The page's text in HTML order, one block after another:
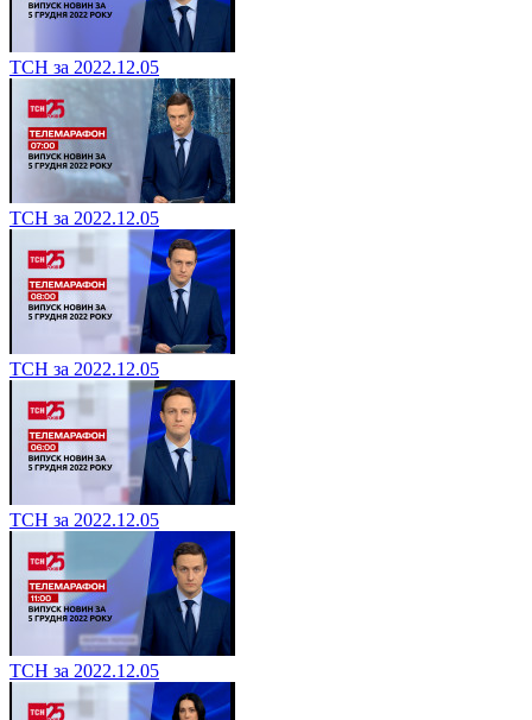
ТСН за 2022.12.05
ТСН за 2022.12.05
ТСН за 2022.12.05
ТСН за 2022.12.05
ТСН за 2022.12.05